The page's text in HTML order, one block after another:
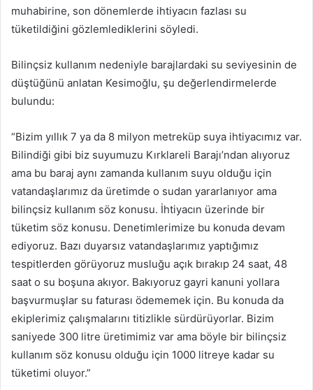
muhabirine, son dönemlerde ihtiyacın fazlası su
tüketildiğini gözlemlediklerini söyledi.
Bilinçsiz kullanım nedeniyle barajlardaki su seviyesinin de
düştüğünü anlatan Kesimoğlu, şu değerlendirmelerde
bulundu:
“Bizim yıllık 7 ya da 8 milyon metreküp suya ihtiyacımız var.
Bilindiği gibi biz suyumuzu Kırklareli Barajı’ndan alıyoruz
ama bu baraj aynı zamanda kullanım suyu olduğu için
vatandaşlarımız da üretimde o sudan yararlanıyor ama
bilinçsiz kullanım söz konusu. İhtiyacın üzerinde bir
tüketim söz konusu. Denetimlerimize bu konuda devam
ediyoruz. Bazı duyarsız vatandaşlarımız yaptığımız
tespitlerden görüyoruz musluğu açık bırakıp 24 saat, 48
saat o su boşuna akıyor. Bakıyoruz gayri kanuni yollara
başvurmuşlar su faturası ödememek için. Bu konuda da
ekiplerimiz çalışmalarını titizlikle sürdürüyorlar. Bizim
saniyede 300 litre üretimimiz var ama böyle bir bilinçsiz
kullanım söz konusu olduğu için 1000 litreye kadar su
tüketimi oluyor.”